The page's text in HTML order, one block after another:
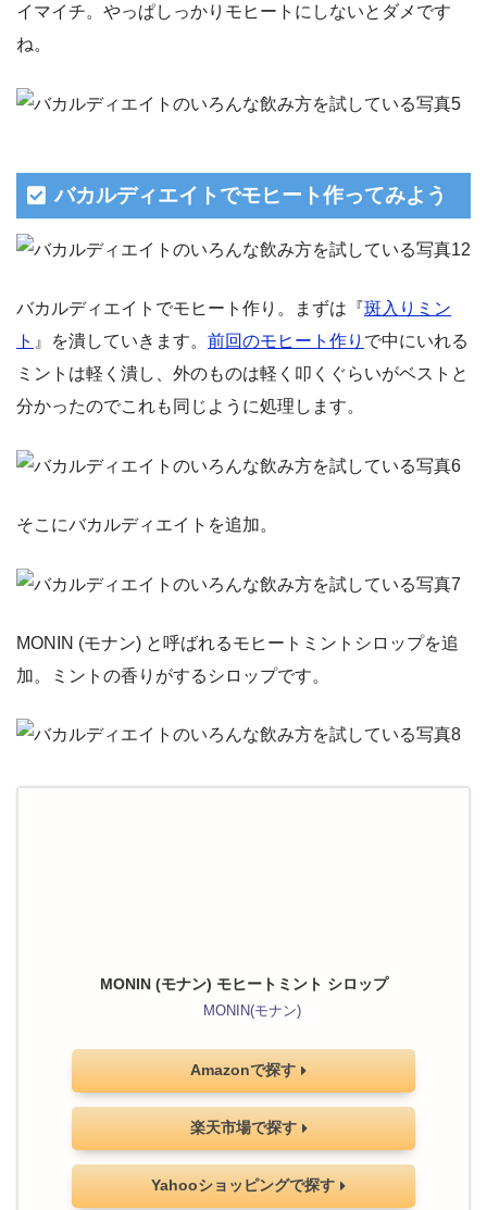
イマイチ。やっぱしっかりモヒートにしないとダメです
ね。
バカルディエイトでモヒート作ってみよう
バカルディエイトでモヒート作り。まずは『斑入りミン
ト 』を潰していきます。 前回のモヒート作り で中にいれる
ミントは軽く潰し、外のものは軽く叩くぐらいがベストと
分かったのでこれも同じように処理します。
そこにバカルディエイトを追加。
MONIN (モナン) と呼ばれるモヒートミントシロップを追
加。ミントの香りがするシロップです。
MONIN (モナン) モヒートミント シロップ
MONIN(モナン)
Amazonで探す
楽天市場で探す
Yahooショッピングで探す